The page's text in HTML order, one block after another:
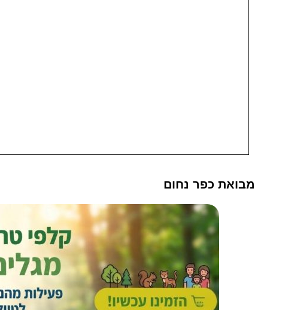
מבואת כפר נחום